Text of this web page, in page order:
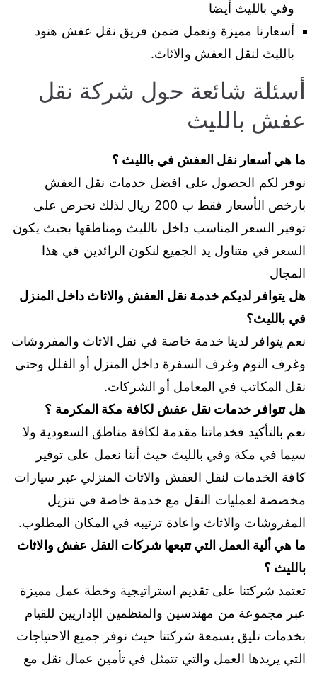
وفي بالليث أيضا
أسعارنا مميزة ونعمل ضمن فريق نقل عفش هنود
بالليث لنقل العفش والاثاث.
أسئلة شائعة حول شركة نقل
عفش بالليث
ما هي أسعار نقل العفش في بالليث ؟
نوفر لكم الحصول على افضل خدمات نقل العفش
بارخص الأسعار فقط ب 200 ريال لذلك نحرص على
توفير السعر المناسب داخل بالليث ومناطقها بحيث يكون
السعر في متناول يد الجميع لنكون الرائدين في هذا
المجال
هل يتوافر لديكم خدمة نقل العفش والاثاث داخل المنزل
في بالليث؟
نعم يتوافر لدينا خدمة خاصة في نقل الاثاث والمفروشات
وغرف النوم وغرف السفرة داخل المنزل أو الفلل وحتى
نقل المكاتب في المعامل أو الشركات.
هل تتوافر خدمات نقل عفش لكافة مكة المكرمة ؟
نعم بالتأكيد فخدماتنا مقدمة لكافة مناطق السعودية ولا
سيما في مكة وفي بالليث حيث أننا نعمل على توفير
كافة الخدمات لنقل العفش والاثاث المنزلي عبر سيارات
مخصصة لعمليات النقل مع خدمة خاصة في تنزيل
المفروشات والاثاث واعادة ترتيبه في المكان المطلوب.
ما هي ألية العمل التي تتبعها شركات النقل عفش والاثاث
بالليث ؟
تعتمد شركتنا على تقديم استراتيجية وخطة عمل مميزة
عبر مجموعة من مهندسين والمنظمين الإداريين للقيام
بخدمات تليق بسمعة شركتنا حيث نوفر جميع الاحتياجات
التي يريدها العمل والتي تتمثل في تأمين عمال نقل مع